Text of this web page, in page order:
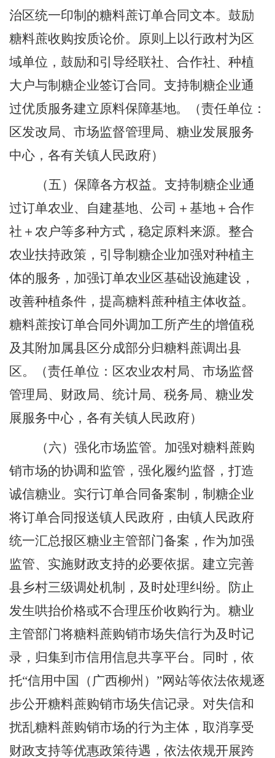
治区统一印制的糖料蔗订单合同文本。鼓励
糖料蔗收购按质论价。原则上以行政村为区
域单位 ， 鼓励和引导经联社、合作社、种植
大户与制糖企业签订合同。支持制糖企业通
过优质服务建立原料保障基地。
（责任单位：
区发改局、 市场监督管理局、 糖业发展服务
中心，各有关镇人民政府）
（五）保障各方权益。 支持制糖企业通
过订单农业、自建基地、公司＋基地＋合作
社＋农户等多种方式，稳定原料来源。整合
农业扶持政策，引导制糖企业加强对种植主
体的服务，加强订单农业区基础设施建设，
改善种植条件，提高糖料蔗种植主体收益。
糖料蔗按订单合同外调加工所产生的增值税
及其附加属县区分成部分归糖料蔗调出县
区。
（责任单位：区农业农村局、 市场监督
管理局、 财政局、 统计局、 税务局、 糖业发
展服务中心，各有关镇人民政府）
（六）强化市场监管。 加强对糖料蔗购
销市场的协调和监管 ， 强化履约监督 ， 打造
诚信糖业。实行订单合同备案制 ， 制糖企业
将订单合同报送镇人民政府 ， 由镇人民政府
统一汇总报区糖业主管部门备案 ， 作为加强
监管、实施财政支持的必要依据。建立完善
县乡村三级调处机制 ， 及时处理纠纷。防止
发生哄抬价格或不合理压价收购行为。 糖业
主管部门将糖料蔗购销市场失信行为及时记
录，归集到市信用信息共享平台。同时，依
托“信用中国（广西柳州） ”网站等依法依规逐
步公开糖料蔗购销市场失信记录。对失信和
扰乱糖料蔗购销市场的行为主体，取消享受
财政支持等优惠政策待遇，依法依规开展跨